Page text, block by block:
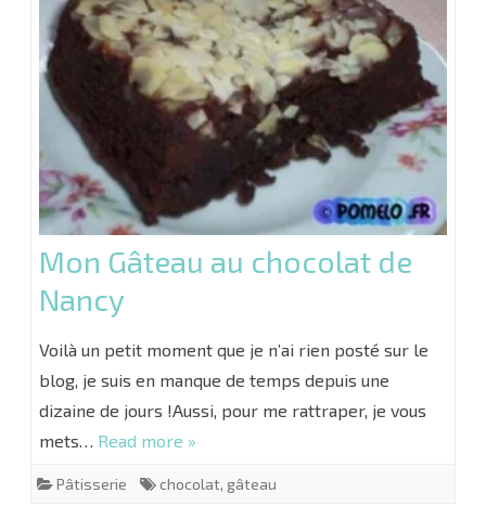
Mon Gâteau au chocolat de
Nancy
Voilà un petit moment que je n’ai rien posté sur le
blog, je suis en manque de temps depuis une
dizaine de jours !Aussi, pour me rattraper, je vous
mets… Read more »
Pâtisserie chocolat, gâteau